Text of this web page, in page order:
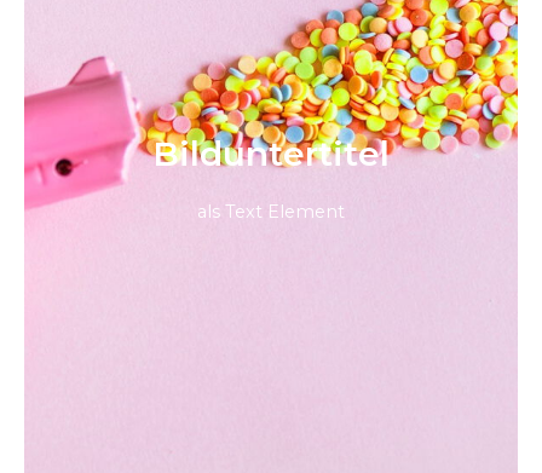
Bild­unter­titel
als Text Element